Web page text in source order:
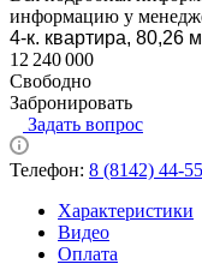
информацию у
4-к. квартира, 80,26
12 240 000
Свободно
Забронировать
Задать вопрос
Телефон: 8 (8142) 44-
Характеристики
Видео
Оплата